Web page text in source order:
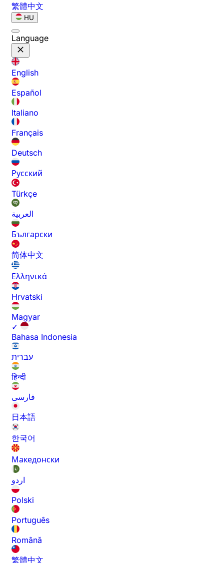
繁體中文
HU
Language
English
Español
Italiano
Français
Deutsch
Русский
Türkçe
العربية
Български
简体中文
Ελληνικά
Hrvatski
Magyar
✓
Bahasa Indonesia
עברית
हिन्दी
فارسی
日本語
한국어
Македонски
اردو
Polski
Português
Română
繁體中文